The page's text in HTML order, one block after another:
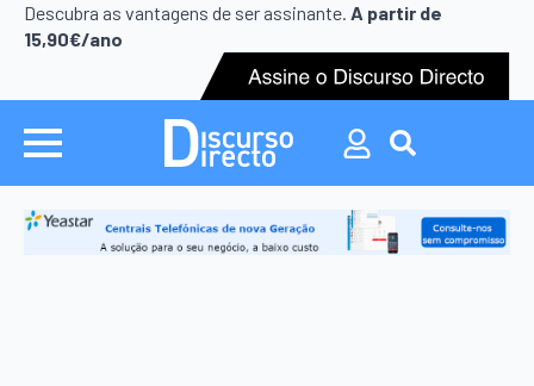
Descubra as vantagens de ser assinante. A partir de
15,90€/ano
Search
for:
Search